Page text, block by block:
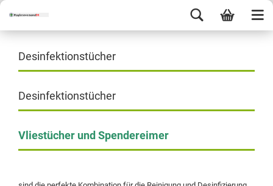
Desinfektionstücher
Desinfektionstücher
Vliestücher und Spendereimer